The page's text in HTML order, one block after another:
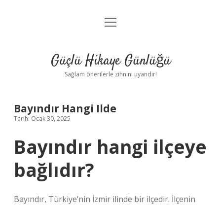
Anasayfa
Yasal Uyarı
menüyü
Güçlü Hikaye Günlüğü
Sağlam önerilerle zihnini uyandır!
Bayındır Hangi Ilde
Tarih: Ocak 30, 2025
Bayındır hangi ilçeye
bağlıdır?
Bayındır, Türkiye’nin İzmir ilinde bir ilçedir. İlçenin